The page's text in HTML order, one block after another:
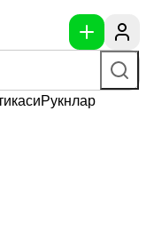
Рукнлар